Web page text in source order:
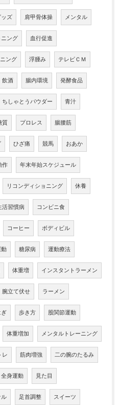
ズ 肩甲骨体操 メンタル
ング 血行促進
ング 浮腫み テレビＣＭ
飲酒 腸内環境 発酵食品
ちしゃとうパウダー 青汁
質 プロレス 腸腰筋
ひざ痛 競馬 おあか
作 年末年始スケジュール
リコンディショニング 休養
活習慣病 コンビニ食
コーヒー ボディビル
動 糖尿病 運動療法
体重増 インスタントラーメン
腕立て伏せ ラーメン
ぎ 歩き方 股関節運動
体重増加 メンタルトレーニング
レ 筋肉増強 二の腕のたるみ
全身運動 見た目
ル 足首調整 スイーツ